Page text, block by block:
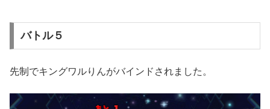
バトル５
先制でキングワルりんがバインドされました。